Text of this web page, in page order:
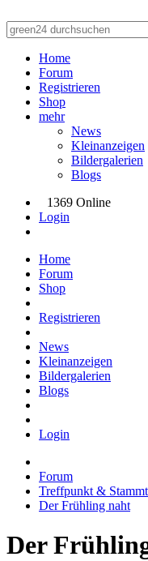
Home
Forum
Registrieren
Shop
mehr
News
Kleinanzeigen
Bildergalerien
Blogs
1369 Online
Login
Home
Forum
Shop
Registrieren
News
Kleinanzeigen
Bildergalerien
Blogs
Login
Forum
Treffpunkt &
Der Frühling naht
Der